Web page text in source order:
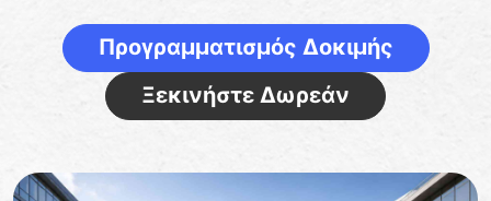
Προγραμματισμός Δοκιμής
Ξεκινήστε Δωρεάν